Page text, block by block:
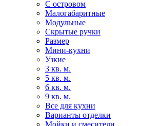
С островом
Малогабаритные
Модульные
Скрытые ручки
Размер
Мини-кухни
Узкие
3 кв. м.
5 кв. м.
6 кв. м.
9 кв. м.
Все для кухни
Варианты отделки
Мойки и смесители